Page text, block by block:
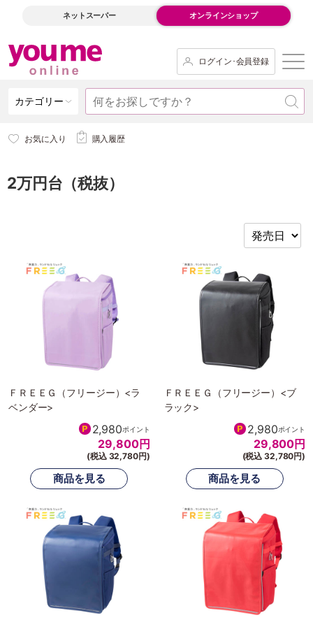
ネットスーパー オンラインショップ
ログイン･会員登録
カテゴリー
お気に入り 購入履歴
2万円台（税抜）
ＦＲＥＥＧ（フリージー）<ラ
ベンダー>
2,980ポイント
29,800円
(税込 32,780円)
ＦＲＥＥＧ（フリージー）<ブ
ラック>
2,980ポイント
29,800円
(税込 32,780円)